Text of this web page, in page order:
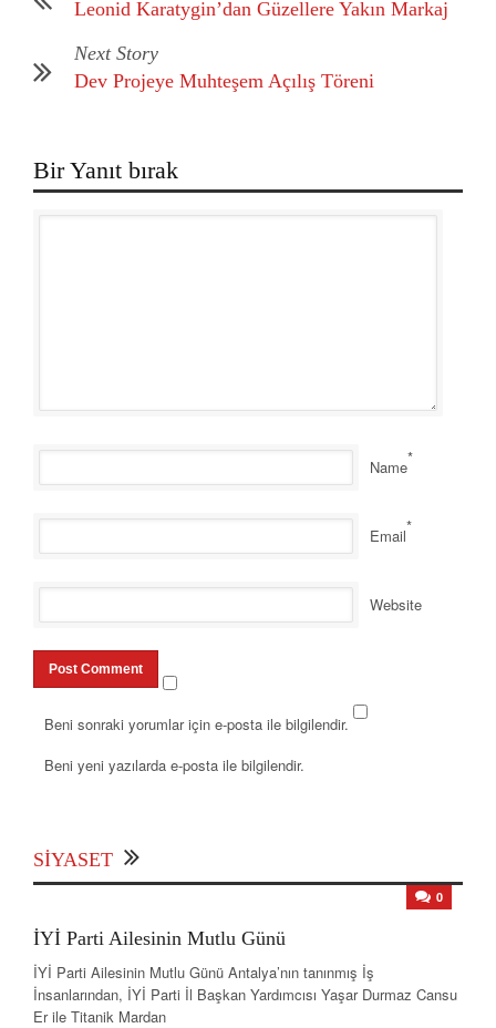
Leonid Karatygin’dan Güzellere Yakın Markaj
Next Story
Dev Projeye Muhteşem Açılış Töreni
Bir Yanıt bırak
Name*
Email*
Website
Beni sonraki yorumlar için e-posta ile bilgilendir.
Beni yeni yazılarda e-posta ile bilgilendir.
SIYASET
0
İYİ Parti Ailesinin Mutlu Günü
İYİ Parti Ailesinin Mutlu Günü Antalya’nın tanınmış İş
İnsanlarından, İYİ Parti İl Başkan Yardımcısı Yaşar Durmaz Cansu
Er ile Titanik Mardan